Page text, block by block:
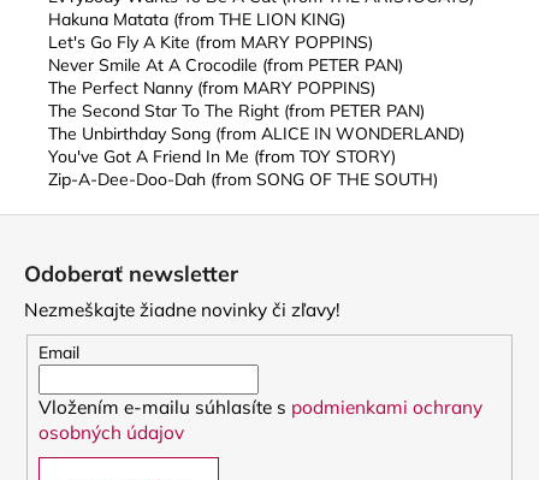
Hakuna Matata (from THE LION KING)
Let's Go Fly A Kite (from MARY POPPINS)
Never Smile At A Crocodile (from PETER PAN)
The Perfect Nanny (from MARY POPPINS)
The Second Star To The Right (from PETER PAN)
The Unbirthday Song (from ALICE IN WONDERLAND)
You've Got A Friend In Me (from TOY STORY)
Zip-A-Dee-Doo-Dah (from SONG OF THE SOUTH)
Odoberať newsletter
Nezmeškajte žiadne novinky či zľavy!
Email
Vložením e-mailu súhlasíte s podmienkami ochrany
osobných údajov